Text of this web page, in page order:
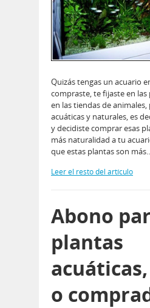
Quizás tengas un acuario
compraste, te fijaste en
en las tiendas de
acuáticas y naturales, es
y decidiste comprar esas
más naturalidad a tu
que estas plantas son
Leer el resto del artículo
Abono
plantas
o